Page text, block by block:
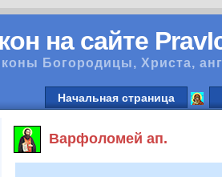
на сайте
Богородицы, Христа,
Начальная страница
Варфоломей ап.